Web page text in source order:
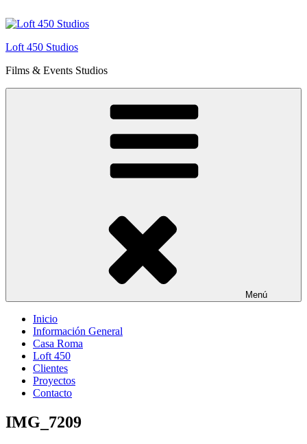
al
Loft 450 Studios
Films & Events Studios
Menú
Inicio
Información General
Casa Roma
Loft 450
Clientes
Proyectos
Contacto
IMG_7209